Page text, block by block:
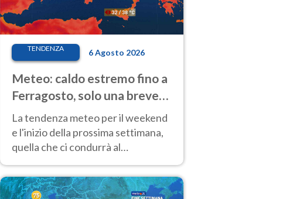
TENDENZA 6 Agosto 2026
Meteo: caldo estremo fino a
Ferragosto, solo una breve
pausa. Ecco dove
La tendenza meteo per il weekend
e l'inizio della prossima settimana,
quella che ci condurrà al
temperature molto elevate